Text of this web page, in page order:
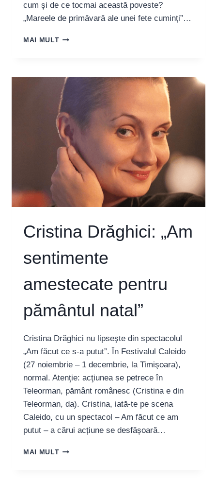
cum și de ce tocmai această poveste?
„Mareele de primăvară ale unei fete cuminți”…
MAI MULTALEXANDRA
CONTRIBUI
LA
CREAREA
UNOR
SPAȚII
SIGURE
DE
EXPRESIE
A
EMPATIEI”
Cristina Drăghici: „Am
sentimente
amestecate pentru
pământul natal”
Cristina Drăghici nu lipseşte din spectacolul
„Am făcut ce s-a putut”. În Festivalul Caleido
(27 noiembrie – 1 decembrie, la Timişoara),
normal. Atenţie: acţiunea se petrece în
Teleorman, pământ românesc (Cristina e din
Teleorman, da). Cristina, iată-te pe scena
Caleido, cu un spectacol – Am făcut ce am
putut – a cărui acțiune se desfășoară…
MAI MULTCRISTINA